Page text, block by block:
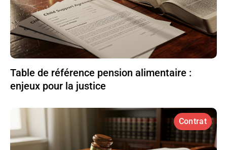
Table de référence pension alimentaire :
enjeux pour la justice
Contrat